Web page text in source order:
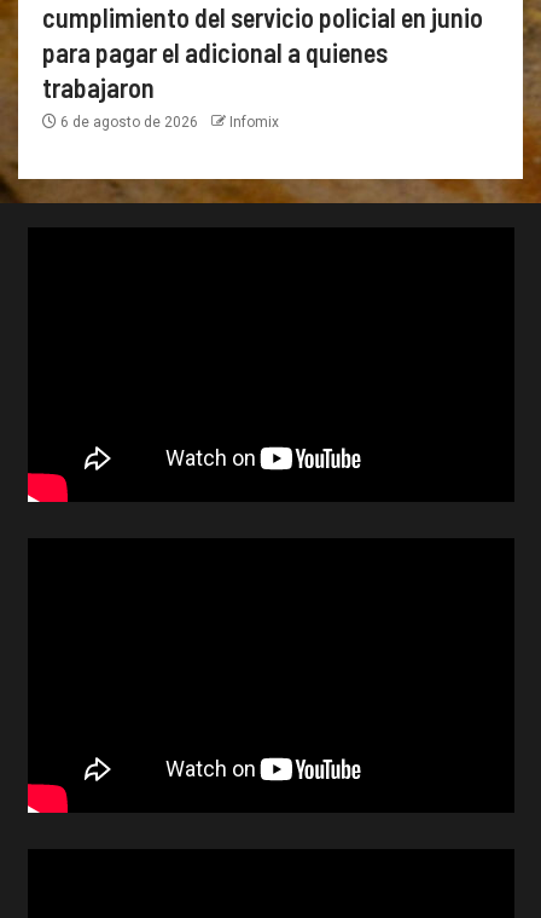
cumplimiento del servicio policial en junio
para pagar el adicional a quienes
trabajaron
6 de agosto de 2026 Infomix